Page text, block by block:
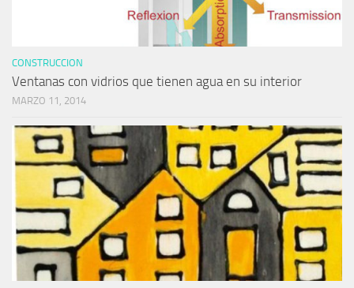
CONSTRUCCION
Ventanas con vidrios que tienen agua en su interior
MARZO 11, 2014